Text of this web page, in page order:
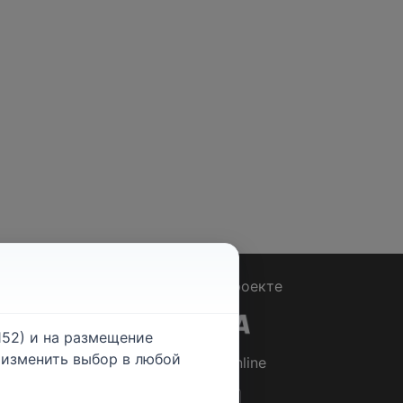
О проекте
© 2026Rabotniki.online
и на размещение
выбор в любой